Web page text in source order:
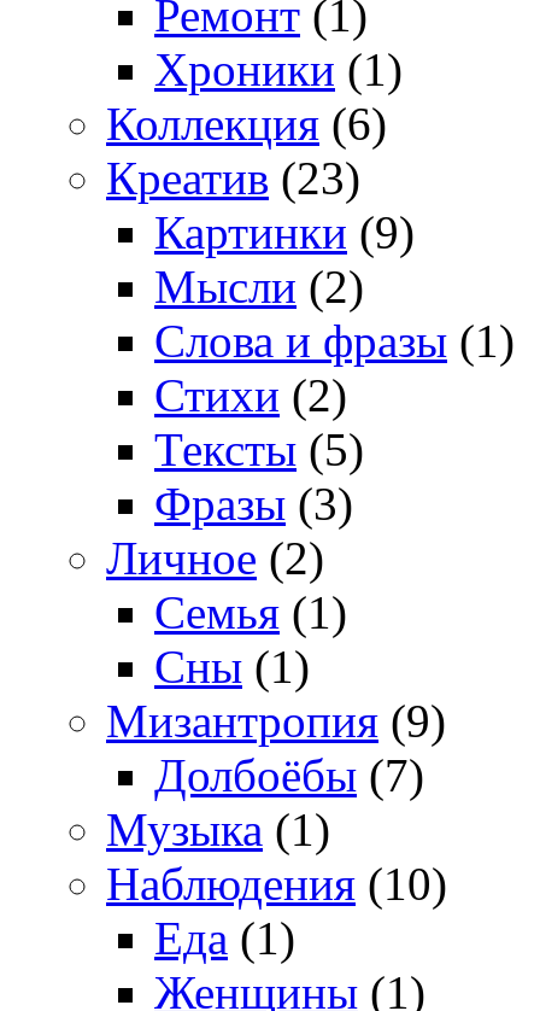
Ремонт (1)
Хроники (1)
Коллекция (6)
Креатив (23)
Картинки (9)
Мысли (2)
Слова и фразы (1)
Стихи (2)
Тексты (5)
Фразы (3)
Личное (2)
Семья (1)
Сны (1)
Мизантропия (9)
Долбоёбы (7)
Музыка (1)
Наблюдения (10)
Еда (1)
Женщины (1)